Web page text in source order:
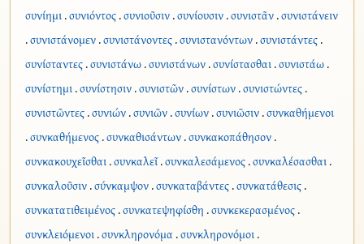
συνίημι.συνιόντος.συνιοῦσιν.συνίουσιν.συνιστᾶν.συνιστάνειν
.συνιστάνομεν.συνιστάνοντες.συνιστανόντων.συνιστάντες.
συνίσταντες.συνιστάνω.συνιστάνων.συνίστασθαι.συνιστάω.
συνίστημι.συνίστησιν.συνιστῶν.συνίστων.συνιστώντες.
συνιστῶντες.συνιών.συνιῶν.συνίων.συνιῶσιν.συνκαθήμενοι
.συνκαθήμενος.συνκαθισάντων.συνκακοπάθησον.
συνκακουχεῖσθαι.συνκαλεῖ.συνκαλεσάμενος.συνκαλέσασθαι.
συνκαλοῦσιν.σύνκαμψον.συνκαταβάντες.συνκατάθεσις.
συνκατατιθειμένος.συνκατεψηφίσθη .συνκεκερασμένος.
συνκλειόμενοι.συνκληρονόμα .συνκληρονόμοι.